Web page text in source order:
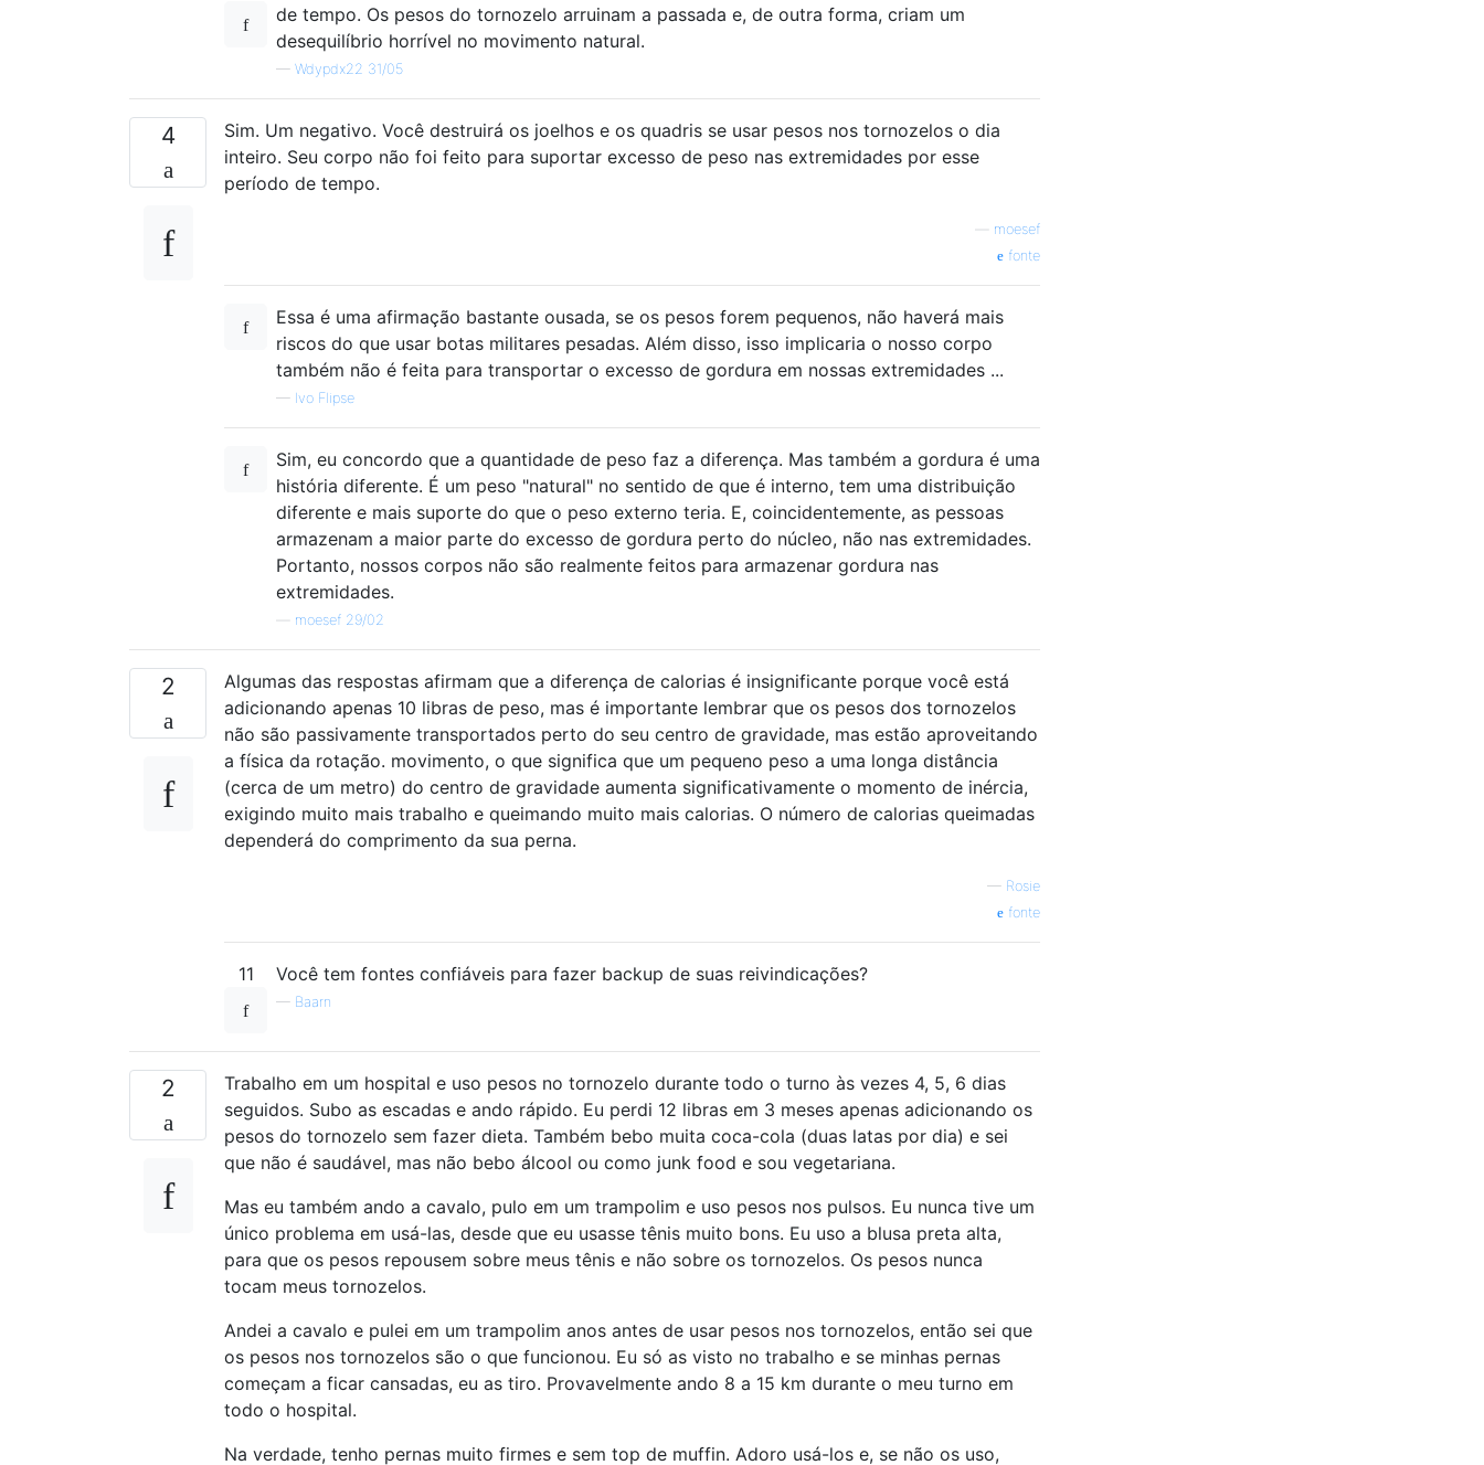
de tempo. Os pesos do tornozelo arruinam a passada e, de outra forma, criam um
desequilíbrio horrível no movimento natural.
— Wdypdx22 31/05
4
Sim. Um negativo. Você destruirá os joelhos e os quadris se usar pesos nos tornozelos o dia
inteiro. Seu corpo não foi feito para suportar excesso de peso nas extremidades por esse
período de tempo.
moesef
fonte
Essa é uma afirmação bastante ousada, se os pesos forem pequenos, não haverá mais
riscos do que usar botas militares pesadas. Além disso, isso implicaria o nosso corpo
também não é feita para transportar o excesso de gordura em nossas extremidades ...
— Ivo Flipse
Sim, eu concordo que a quantidade de peso faz a diferença. Mas também a gordura é uma
história diferente. É um peso "natural" no sentido de que é interno, tem uma distribuição
diferente e mais suporte do que o peso externo teria. E, coincidentemente, as pessoas
armazenam a maior parte do excesso de gordura perto do núcleo, não nas extremidades.
Portanto, nossos corpos não são realmente feitos para armazenar gordura nas
extremidades.
moesef 29/02
2
Algumas das respostas afirmam que a diferença de calorias é insignificante porque você está
adicionando apenas 10 libras de peso, mas é importante lembrar que os pesos dos tornozelos
não são passivamente transportados perto do seu centro de gravidade, mas estão aproveitando
a física da rotação. movimento, o que significa que um pequeno peso a uma longa distância
(cerca de um metro) do centro de gravidade aumenta significativamente o momento de inércia,
exigindo muito mais trabalho e queimando muito mais calorias. O número de calorias queimadas
dependerá do comprimento da sua perna.
— Rosie
fonte
11 Você tem fontes confiáveis ​​para fazer backup de suas reivindicações?
— Baarn
2
Trabalho em um hospital e uso pesos no tornozelo durante todo o turno às vezes 4, 5, 6 dias
seguidos. Subo as escadas e ando rápido. Eu perdi 12 libras em 3 meses apenas adicionando os
pesos do tornozelo sem fazer dieta. Também bebo muita coca-cola (duas latas por dia) e sei
que não é saudável, mas não bebo álcool ou como junk food e sou vegetariana.
Mas eu também ando a cavalo, pulo em um trampolim e uso pesos nos pulsos. Eu nunca tive um
único problema em usá-las, desde que eu usasse tênis muito bons. Eu uso a blusa preta alta,
para que os pesos repousem sobre meus tênis e não sobre os tornozelos. Os pesos nunca
tocam meus tornozelos.
Andei a cavalo e pulei em um trampolim anos antes de usar pesos nos tornozelos, então sei que
os pesos nos tornozelos são o que funcionou. Eu só as visto no trabalho e se minhas pernas
começam a ficar cansadas, eu as tiro. Provavelmente ando 8 a 15 km durante o meu turno em
todo o hospital.
Na verdade, tenho pernas muito firmes e sem top de muffin. Adoro usá-los e, se não os uso,